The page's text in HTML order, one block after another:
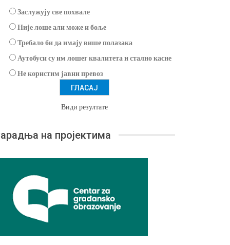
Заслужују све похвале
Није лоше али може и боље
Требало би да имају више полазака
Аутобуси су им лошег квалитета и стално касне
Не користим јавни превоз
Види резултате
на пројектима